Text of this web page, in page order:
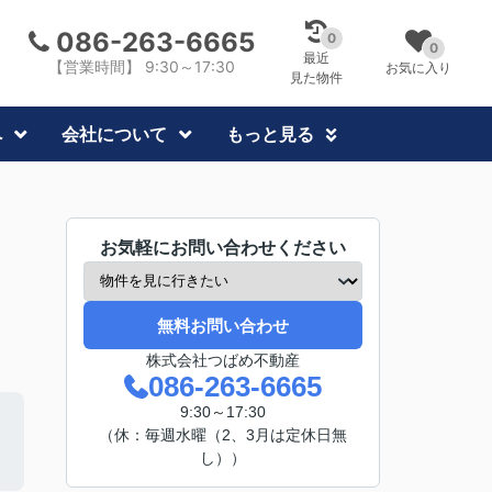
086-263-6665
【営業時間】 9:30～17:30
0
最近
見た物件
0
お気に入り
会社について もっと見る
お気軽にお問い合わせください
無料お問い合わせ
株式会社つばめ不動産
086-263-6665
9:30～17:30
（休：毎週水曜（2、3月は定休日無
し））